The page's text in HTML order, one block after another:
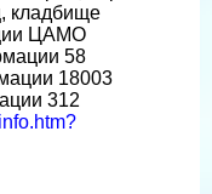
кладбище
ЦАМО
58
18003
312